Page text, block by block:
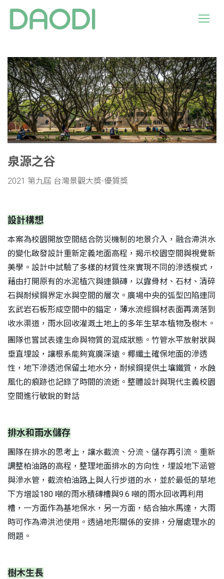
泉源之谷
2021 第九屆 台灣景觀大獎-優質獎
設計構想
本案為校園開放空間結合防災機制的地景介入，融合滯洪水
的變化啟發設計重新定義地面高程，揭示校園空間與視覺新
美學。設計中試驗了多樣的材質性來實現不同的滲透模式，
藉由打開原有的水泥植穴與連鎖磚，以露骨材、石材、清碎
石與耐候鋼界定水與空間的層次。廣場中央的弧型凹陷連同
玄武岩石板形成空間中的錨定，薄水流經鋼材表面再滴落到
收水渠道，雨水回收灌溉土地上的多年生草本植物及樹木。
團隊也嘗試表達生命與物質的混成狀態。竹管水平放射狀與
垂直埋設，讓根系能夠寬廣深遠。椰纖土確保地面的滲透
性，地下滲透池保留土地水分，耐候鋼提供土壤鐵質，水蝕
風化的痕跡也記錄了時間的流逝。整體設計與現代主義校園
空間進行敏銳的對話
排水和雨水儲存
團隊在排水的思考上，讓水截流、分流、儲存再引流。重新
調整柏油路的高程，整理地面排水的方向性，埋設地下涵管
與滲水管，截流柏油路上與人行步道的水，並於最低的草地
下方增設180 噸的雨水積磚槽與9.6 噸的雨水回收再利用
槽，一方面作為基地保水，另一方面，結合抽水馬達，大雨
時可作為滯洪池使用。透過地形關係的安排，分層處理水的
問題。
樹木生長